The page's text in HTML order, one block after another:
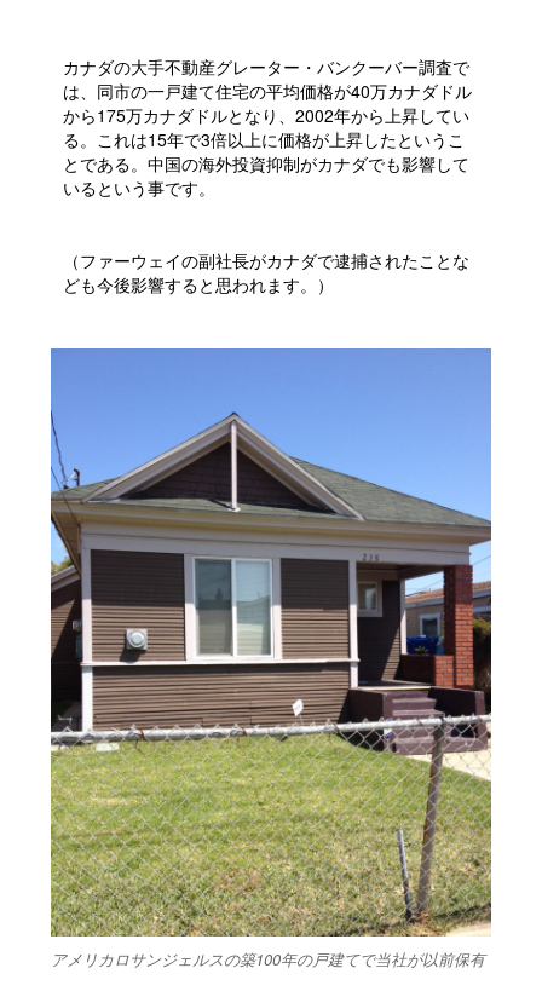
カナダの大手不動産グレーター・バンクーバー調査で
は、同市の一戸建て住宅の平均価格が40万カナダドル
から175万カナダドルとなり、2002年から上昇してい
る。これは15年で3倍以上に価格が上昇したというこ
とである。中国の海外投資抑制がカナダでも影響して
いるという事です。
（ファーウェイの副社長がカナダで逮捕されたことな
ども今後影響すると思われます。）
アメリカロサンジェルスの築100年の戸建てで当社が以前保有